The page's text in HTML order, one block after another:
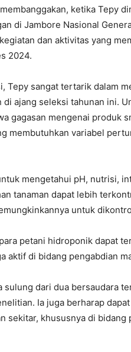
ketika Tepy
di Jambore Nasional
dan aktivitas yang
2024.
Tepy sangat tertarik dalam
ajang seleksi tahunan ini.
gagasan mengenai produk
membutuhkan variabel
mengetahui pH, nutrisi,
tanaman dapat lebih
untuk
petani hidroponik dapat
aktif di bidang pengabdian
sulung dari dua bersaudara
Ia juga berharap
sekitar, khususnya di